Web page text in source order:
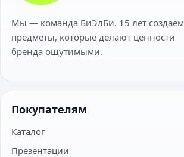
Мы — команда БиЭлБи. 15 лет создаём
предметы, которые делают ценности
бренда ощутимыми.
Покупателям
Каталог
Презентации